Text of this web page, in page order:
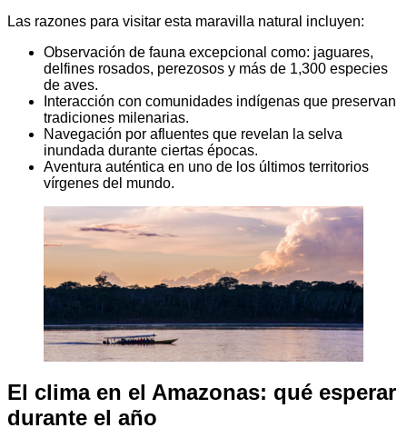
Las razones para visitar esta maravilla natural incluyen:
Observación de fauna excepcional como: jaguares,
delfines rosados, perezosos y más de 1,300 especies
de aves.
Interacción con comunidades indígenas que preservan
tradiciones milenarias.
Navegación por afluentes que revelan la selva
inundada durante ciertas épocas.
Aventura auténtica en uno de los últimos territorios
vírgenes del mundo.
El clima en el Amazonas: qué esperar
durante el año